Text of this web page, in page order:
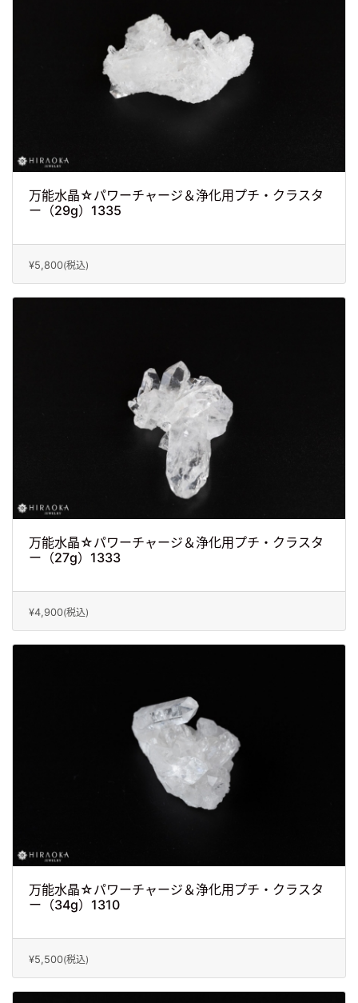
万能水晶☆パワーチャージ＆浄化用プチ・クラスタ
ー（29g）1335
¥5,800(税込)
万能水晶☆パワーチャージ＆浄化用プチ・クラスタ
ー（27g）1333
¥4,900(税込)
万能水晶☆パワーチャージ＆浄化用プチ・クラスタ
ー（34g）1310
¥5,500(税込)